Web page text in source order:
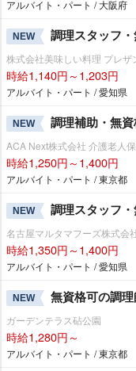
アルバイト・パート / 大阪府
NEW 調理スタッフ
株式会社美味しい料理 プレ
時給1,140円～1,203円
アルバイト・パート / 愛知県
NEW 調理補助・無
ACA Next株式会社 介護老人
時給1,250円～1,400円
アルバイト・パート / 東京都
NEW 調理スタッフ
名古屋マルタマフーズ株式会
時給1,350円～1,400円
アルバイト・パート / 愛知県
NEW 無資格可の調
ガーデンテラス砧公園
時給1,280円～
アルバイト・パート / 東京都